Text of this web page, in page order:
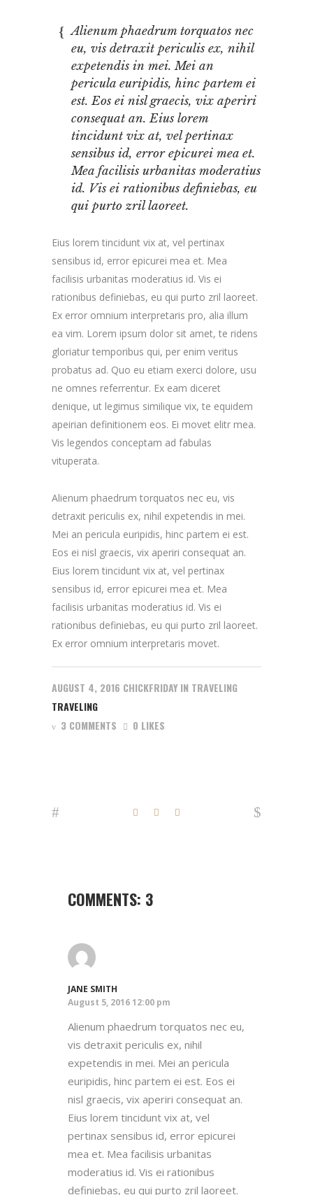
Alienum phaedrum torquatos nec
eu, vis detraxit periculis ex, nihil
expetendis in mei. Mei an
pericula euripidis, hinc partem ei
est. Eos ei nisl graecis, vix aperiri
consequat an. Eius lorem
tincidunt vix at, vel pertinax
sensibus id, error epicurei mea et.
Mea facilisis urbanitas moderatius
id. Vis ei rationibus definiebas, eu
qui purto zril laoreet.
Eius lorem tincidunt vix at, vel pertinax
sensibus id, error epicurei mea et. Mea
facilisis urbanitas moderatius id. Vis ei
rationibus definiebas, eu qui purto zril laoreet.
Ex error omnium interpretaris pro, alia illum
ea vim. Lorem ipsum dolor sit amet, te ridens
gloriatur temporibus qui, per enim veritus
probatus ad. Quo eu etiam exerci dolore, usu
ne omnes referrentur. Ex eam diceret
denique, ut legimus similique vix, te equidem
apeirian definitionem eos. Ei movet elitr mea.
Vis legendos conceptam ad fabulas
vituperata.
Alienum phaedrum torquatos nec eu, vis
detraxit periculis ex, nihil expetendis in mei.
Mei an pericula euripidis, hinc partem ei est.
Eos ei nisl graecis, vix aperiri consequat an.
Eius lorem tincidunt vix at, vel pertinax
sensibus id, error epicurei mea et. Mea
facilisis urbanitas moderatius id. Vis ei
rationibus definiebas, eu qui purto zril laoreet.
Ex error omnium interpretaris movet.
AUGUST 4, 2016 CHICKFRIDAY IN TRAVELING
TRAVELING
3 COMMENTS
0 LIKES
COMMENTS: 3
JANE SMITH
August 5, 2016 12:00 pm
Alienum phaedrum torquatos nec eu,
vis detraxit periculis ex, nihil
expetendis in mei. Mei an pericula
euripidis, hinc partem ei est. Eos ei
nisl graecis, vix aperiri consequat an.
Eius lorem tincidunt vix at, vel
pertinax sensibus id, error epicurei
mea et. Mea facilisis urbanitas
moderatius id. Vis ei rationibus
definiebas, eu qui purto zril laoreet.